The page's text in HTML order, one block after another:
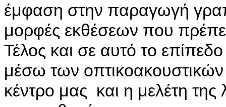
έμφαση στην παραγωγή
μορφές εκθέσεων που
Τέλος και σε αυτό το
μέσω των
κέντρο μας και η μελέτη της